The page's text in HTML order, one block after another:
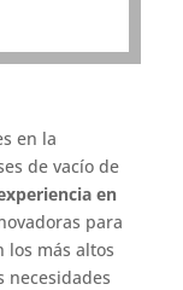
en la
de vacío de
en
para
los más altos
necesidades